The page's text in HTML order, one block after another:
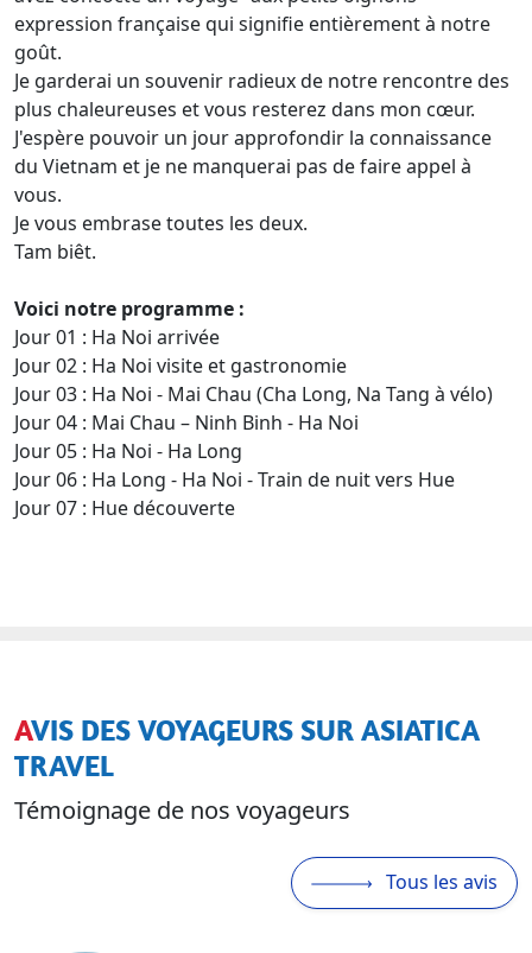
expression française qui signifie entièrement à notre
goût.
Je garderai un souvenir radieux de notre rencontre des
plus chaleureuses et vous resterez dans mon cœur.
J'espère pouvoir un jour approfondir la connaissance
du Vietnam et je ne manquerai pas de faire appel à
vous.
Je vous embrase toutes les deux.
Tam biêt.
Voici notre programme :
Jour 01 : Ha Noi arrivée
Jour 02 : Ha Noi visite et gastronomie
Jour 03 : Ha Noi - Mai Chau (Cha Long, Na Tang à vélo)
Jour 04 : Mai Chau – Ninh Binh - Ha Noi
Jour 05 : Ha Noi - Ha Long
Jour 06 : Ha Long - Ha Noi - Train de nuit vers Hue
Jour 07 : Hue découverte
AVIS DES VOYAGEURS SUR ASIATICA
TRAVEL
Témoignage de nos voyageurs
Tous les avis